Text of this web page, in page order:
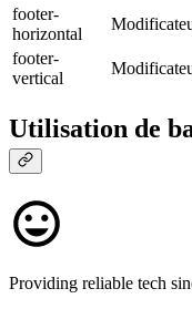
footer-
horizontal
footer-
vertical
Utilisation de
Providing reliable tech